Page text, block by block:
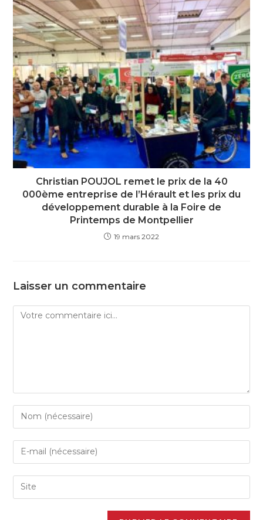
Christian POUJOL remet le prix de la 40
000ème entreprise de l’Hérault et les prix du
développement durable à la Foire de
Printemps de Montpellier
19 mars 2022
Laisser un commentaire